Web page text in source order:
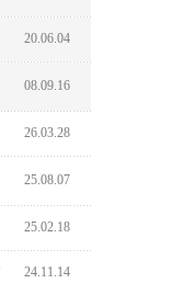
20.06.04
08.09.16
26.03.28
25.08.07
25.02.18
24.11.14